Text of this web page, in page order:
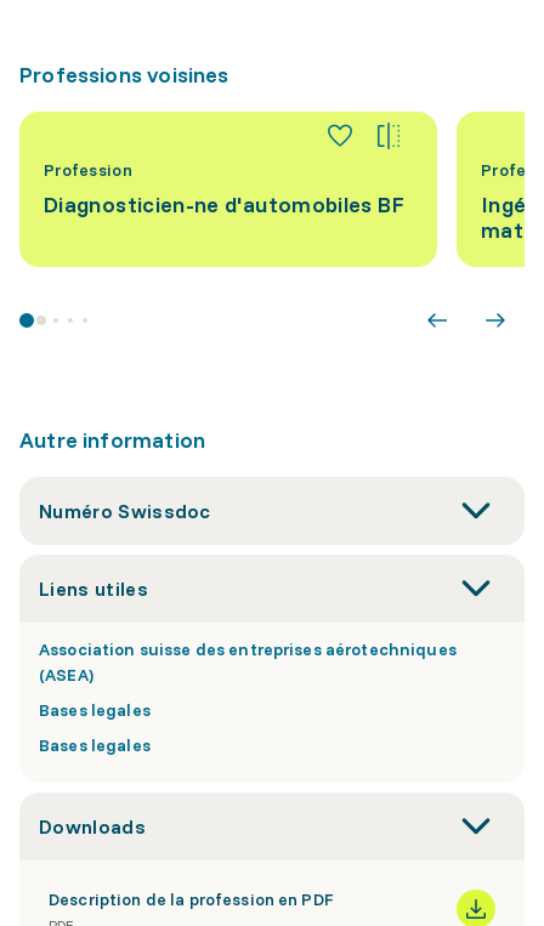
Professions voisines
Profession
Diagnosticien-ne d'automobiles BF
Autre information
Numéro Swissdoc
Liens utiles
Association suisse des entreprises aérotechniques
(ASEA)
Bases legales
Bases legales
Downloads
Description de la profession en PDF